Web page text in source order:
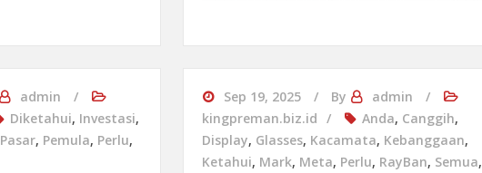
admin
Diketahui, Investasi,
Pasar, Pemula, Perlu,
Sep 19, 2025 By
admin
kingpreman.biz.id
Anda, Canggih,
Display, Glasses, Kacamata, Kebanggaan,
Ketahui, Mark, Meta, Perlu, RayBan, Semua,